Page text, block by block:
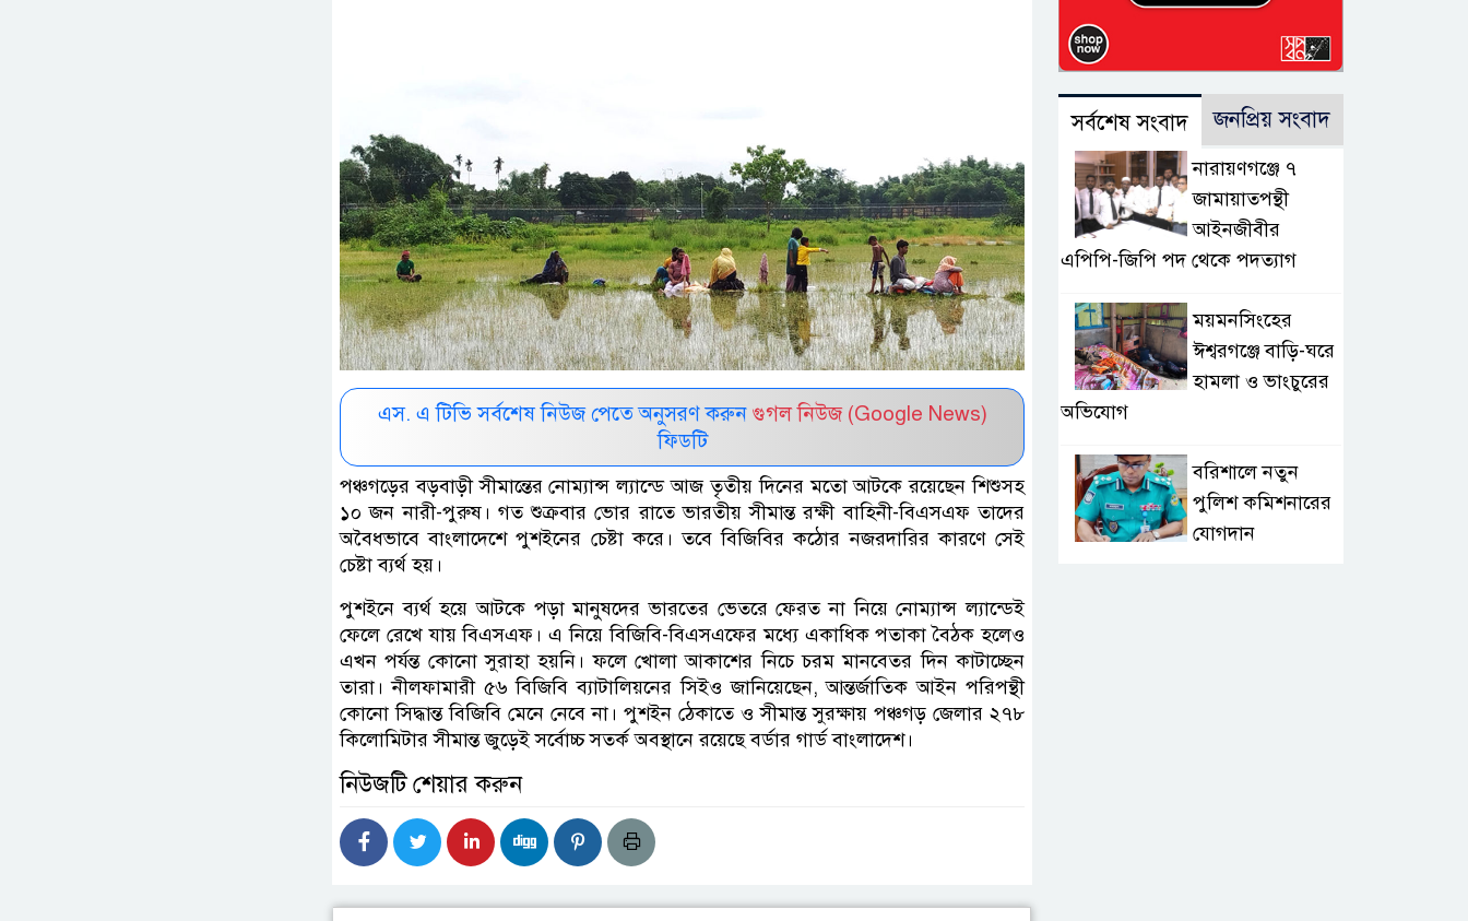
এস. এ টিভি সর্বশেষ নিউজ পেতে অনুসরণ করুন গুগল নিউজ (Google News)
ফিডটি
পঞ্চগড়ের বড়বাড়ী সীমান্তের নোম্যান্স ল্যান্ডে আজ তৃতীয় দিনের মতো আটকে রয়েছেন শিশুসহ
১০ জন নারী-পুরুষ। গত শুক্রবার ভোর রাতে ভারতীয় সীমান্ত রক্ষী বাহিনী-বিএসএফ তাদের
অবৈধভাবে বাংলাদেশে পুশইনের চেষ্টা করে। তবে বিজিবির কঠোর নজরদারির কারণে সেই
চেষ্টা ব্যর্থ হয়।
পুশইনে ব্যর্থ হয়ে আটকে পড়া মানুষদের ভারতের ভেতরে ফেরত না নিয়ে নোম্যান্স ল্যান্ডেই
ফেলে রেখে যায় বিএসএফ। এ নিয়ে বিজিবি-বিএসএফের মধ্যে একাধিক পতাকা বৈঠক হলেও
এখন পর্যন্ত কোনো সুরাহা হয়নি। ফলে খোলা আকাশের নিচে চরম মানবেতর দিন কাটাচ্ছেন
তারা। নীলফামারী ৫৬ বিজিবি ব্যাটালিয়নের সিইও জানিয়েছেন, আন্তর্জাতিক আইন পরিপন্থী
কোনো সিদ্ধান্ত বিজিবি মেনে নেবে না। পুশইন ঠেকাতে ও সীমান্ত সুরক্ষায় পঞ্চগড় জেলার ২৭৮
কিলোমিটার সীমান্ত জুড়েই সর্বোচ্চ সতর্ক অবস্থানে রয়েছে বর্ডার গার্ড বাংলাদেশ।
নিউজটি শেয়ার করুন
সর্বশেষ সংবাদ জনপ্রিয় সংবাদ
নারায়ণগঞ্জে ৭
জামায়াতপন্থী
আইনজীবীর
এপিপি-জিপি পদ থেকে পদত্যাগ
ময়মনসিংহের
ঈশ্বরগঞ্জে বাড়ি-ঘরে
হামলা ও ভাংচুরের
অভিযোগ
বরিশালে নতুন
পুলিশ কমিশনারের
যোগদান